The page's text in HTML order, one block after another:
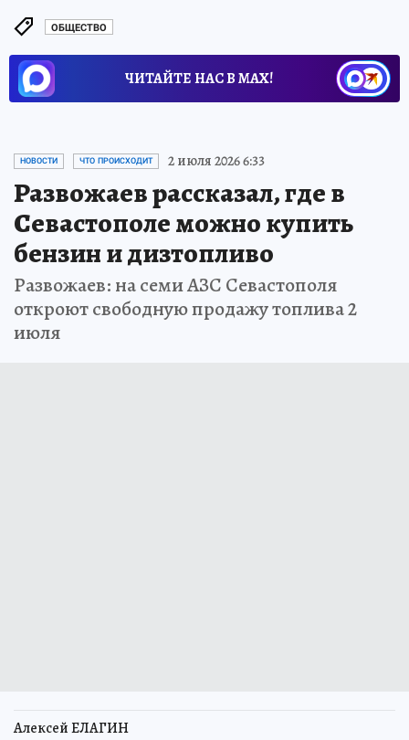
ОБЩЕСТВО
ЧИТАЙТЕ НАС В МАХ!
НОВОСТИ ЧТО ПРОИСХОДИТ 2 июля 2026 6:33
Развожаев рассказал, где в
Севастополе можно купить
бензин и дизтопливо
Развожаев: на семи АЗС Севастополя
откроют свободную продажу топлива 2
июля
Алексей ЕЛАГИН